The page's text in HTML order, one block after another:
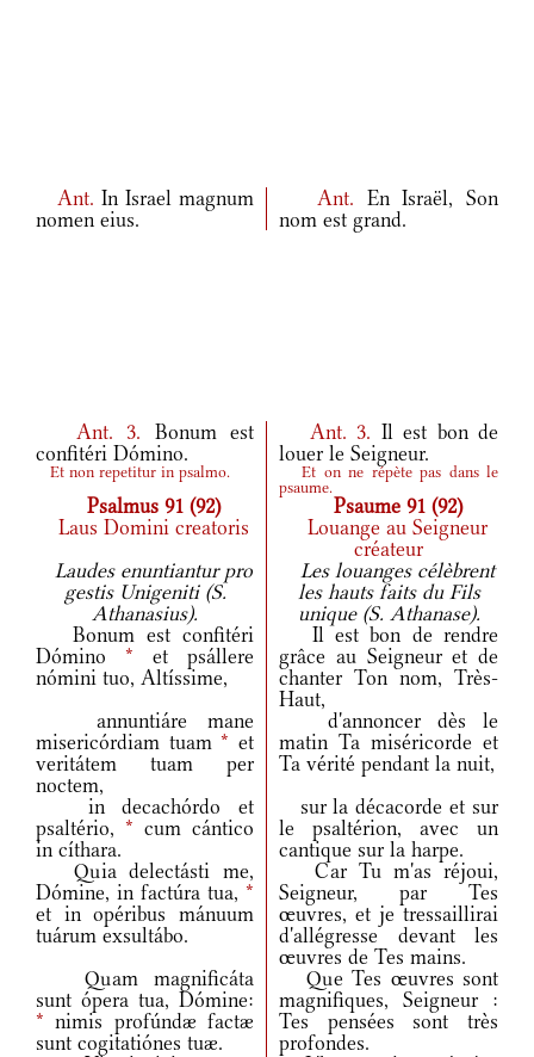
Ant. In Israel magnum
nomen eius.
Ant. En Israël, Son
nom est grand.
Ant. 3. Bonum est
confitéri Dómino.
Ant. 3. Il est bon de
louer le Seigneur.
Et non repetitur in psalmo. Et on ne répète pas dans le
psaume.
Psalmus 91 (92)
Psaume 91 (92)
Laus Domini creatoris
Louange au Seigneur
créateur
Laudes enuntiantur pro
gestis Unigeniti (S.
Athanasius).
Les louanges célèbrent
les hauts faits du Fils
unique (S. Athanase).
Bonum est confitéri
Dómino * et psállere
nómini tuo, Altíssime,
Il est bon de rendre
grâce au Seigneur et de
chanter Ton nom, Très-
Haut,
annuntiáre mane
misericórdiam tuam* et
veritátem tuam per
noctem,
d'annoncer dès le
matin Ta miséricorde et
Ta vérité pendant la nuit,
in decachórdo et
psaltério, * cum cántico
in cíthara.
sur la décacorde et sur
le psaltérion, avec un
cantique sur la harpe.
Quia delectásti me,
Dómine, in factúra tua, *
et in opéribus mánuum
tuárum exsultábo.
Car Tu m'as réjoui,
Seigneur, par Tes
œuvres, et je tressaillirai
d'allégresse devant les
œuvres de Tes mains.
Quam magnificáta
sunt ópera tua, Dómine:
* nimis profúndæ factæ
sunt cogitatiónes tuæ.
Que Tes œuvres sont
magnifiques, Seigneur :
Tes pensées sont très
profondes.